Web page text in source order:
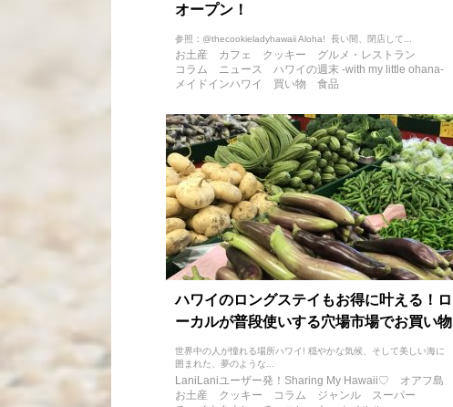
オープン！
参照：@thecookieladyhawaii Aloha! 長い間、閉店して...
お土産 カフェ クッキー
グルメ・レストラン
コラム
ニュース
ハワイの週末 -with my little ohana-
メイドインハワイ
買い物 食品
ハワイのロングステイもお得に叶える！ロ
ーカルが普段使いする穴場市場でお買い物
世界中の人が憧れる場所ハワイ! 穏やかな気候、そして美しい海に
囲まれた、夢のような...
LaniLaniユーザー発！Sharing My Hawaii♡
オアフ島
お土産
クッキー コラム ジャンル
スーパー